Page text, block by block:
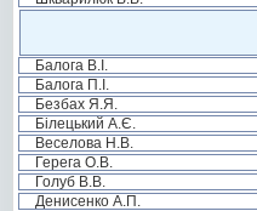
Балога В.І.
Балога П.І.
Безбах Я.Я.
Білецький А.Є.
Веселова Н.В.
Герега О.В.
Голуб В.В.
Денисенко А.П.